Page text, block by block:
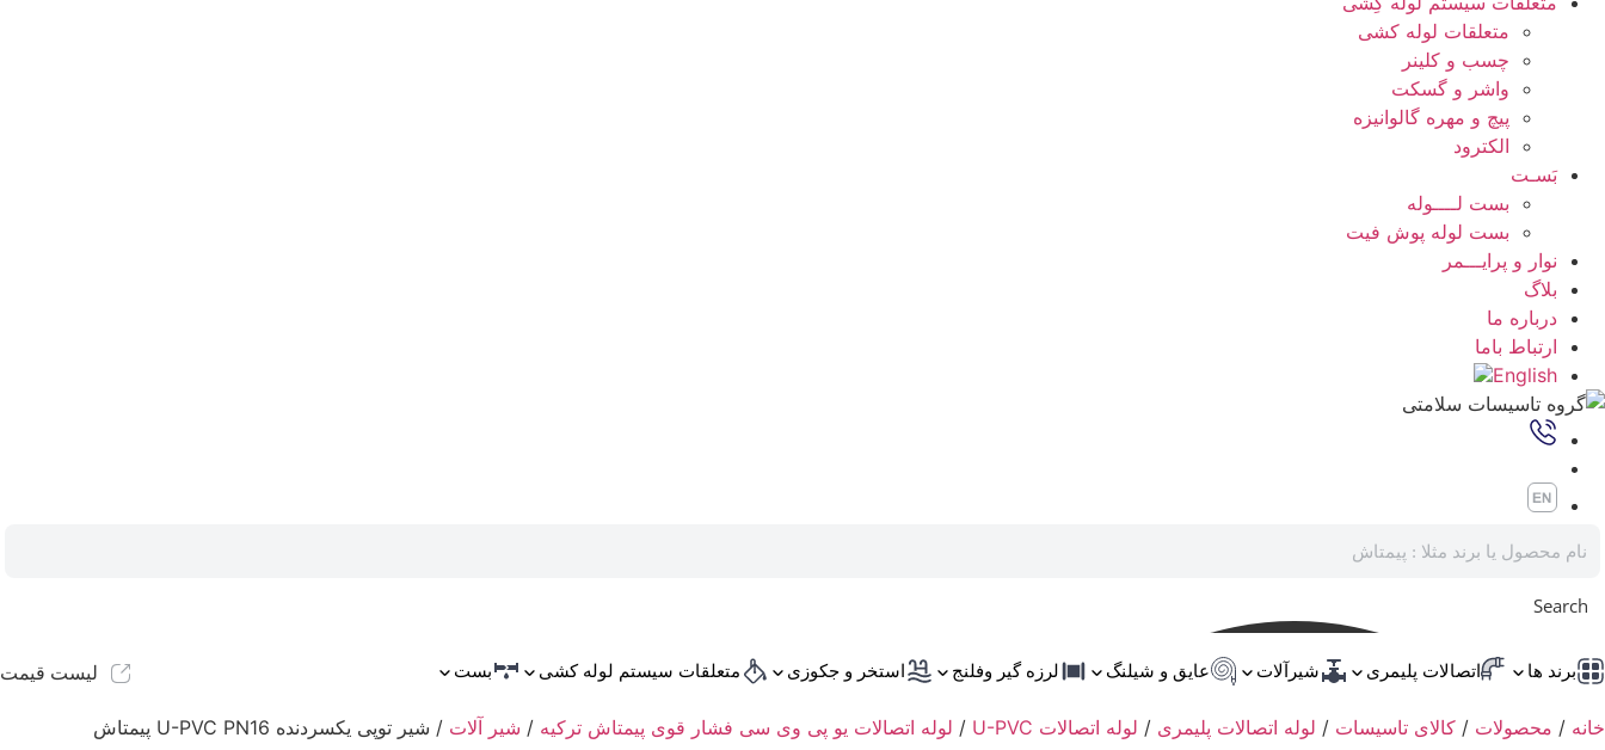
متعلقات لوله کشی
چسب و کلینر
واشر و گسکت
پیچ و مهره گالوانیزه
الکترود
بَسـت
بست لــــوله
بست لوله پوش فیت
نوار و پرایـــمر
بلاگ
درباره ما
ارتباط باما
English
Search
برند ها اتصالات پلیمری شیرآلات عایق و شیلنگ لرزه گیر وفلنج استخر و جکوزی متعلقات سیستم لوله کشی بست لیست قیمت
خانه / محصولات / کالای تاسیسات / لوله اتصالات پلیمری / لوله اتصالات U-PVC / لوله اتصالات یو پی وی سی فشار قوی پیمتاش ترکیه / شیر آلات / شیر توپی یکسردنده U-PVC PN16 پیمتاش